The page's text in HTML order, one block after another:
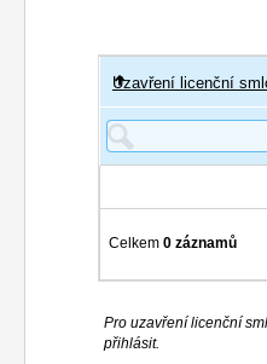
Uživatel
Uzavření licenční
Celkem0 záznamů
Pro uzavření licenční
přihlásit.